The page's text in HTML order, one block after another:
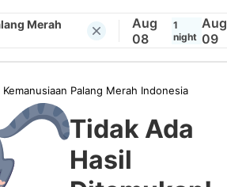
Merah
Aug
08
1
night
Aug
09
Palang Merah Indonesia
Tidak Ada
Hasil